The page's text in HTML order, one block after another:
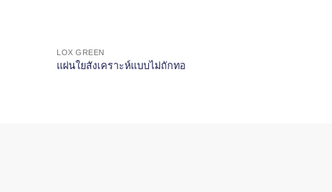
LOX GREEN
แผ่นใยสังเคราะห์แบบไม่ถักทอ